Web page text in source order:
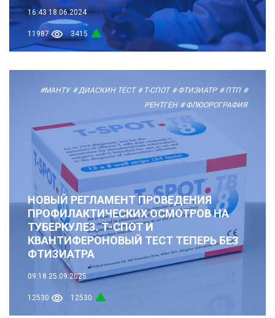
16:43 18.06.2024
11987 3415
#МАНТУ # ДИАСКИН ТЕСТ # Т-СПОТ # ФТИЗИАТР # ПТП #
РЕНТГЕН # ФЛЮОРОГРАФИЯ
НОВЫЙ РЕГЛАМЕНТ ПРОВЕДЕНИЯ
ПРОФИЛАКТИЧЕСКИХ ОСМОТРОВ НА
ТУБЕРКУЛЕЗ. Т-СПОТ И
КВАНТИФЕРОНОВЫЙ ТЕСТ ТЕПЕРЬ БЕЗ
ФТИЗИАТРА
09:18 25.09.2025
12530 12530